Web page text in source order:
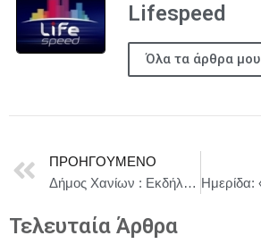
Lifespeed
Όλα τα άρθρα μου
ΠΡΟΗΓΟΎΜΕΝΟ
Δήμος Χανίων : Εκδήλωση για την Επέτειο της Επανάστασης του Θερίσου
Τελευταία Άρθρα